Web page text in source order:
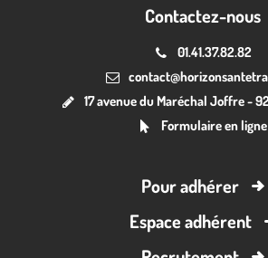
Contactez-nous
01.41.37.82.82
17 avenue du Maréchal Joffre -
Formulaire en ligne
Pour adhérer
Espace adhérent